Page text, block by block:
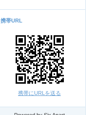
携帯URL
携帯にURLを送る